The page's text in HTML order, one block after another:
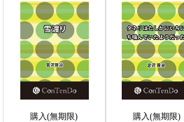
購入(無期限) 購入(無期限)